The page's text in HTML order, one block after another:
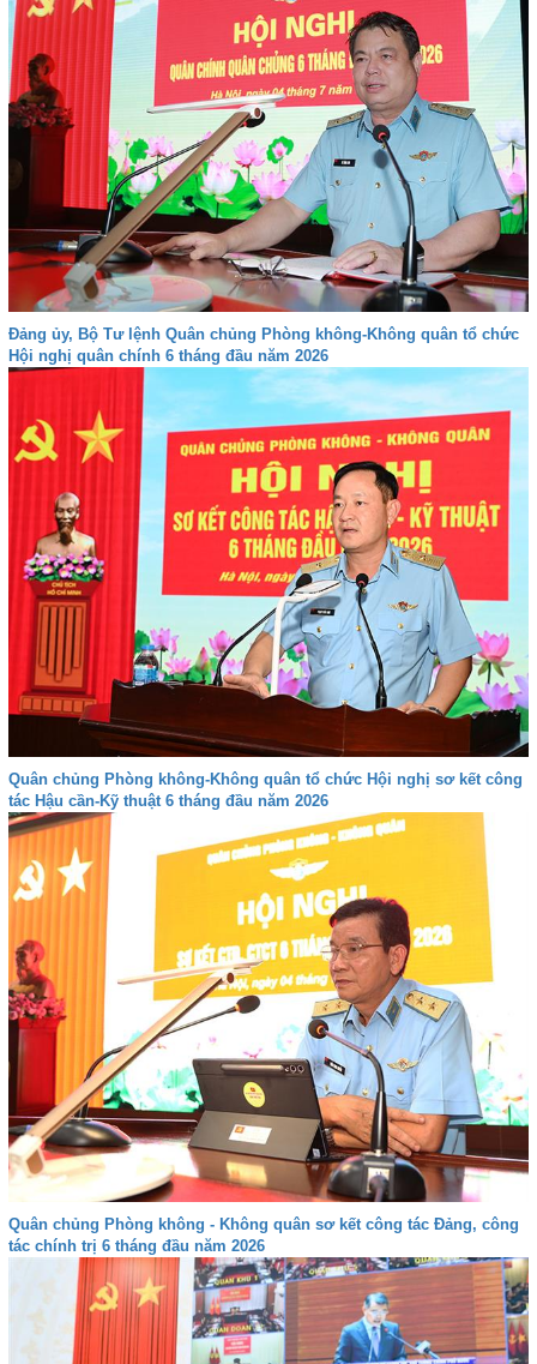
Đảng ủy, Bộ Tư lệnh Quân chủng Phòng không-Không quân tổ chức
Hội nghị quân chính 6 tháng đầu năm 2026
Quân chủng Phòng không-Không quân tổ chức Hội nghị sơ kết công
tác Hậu cần-Kỹ thuật 6 tháng đầu năm 2026
Quân chủng Phòng không - Không quân sơ kết công tác Đảng, công
tác chính trị 6 tháng đầu năm 2026